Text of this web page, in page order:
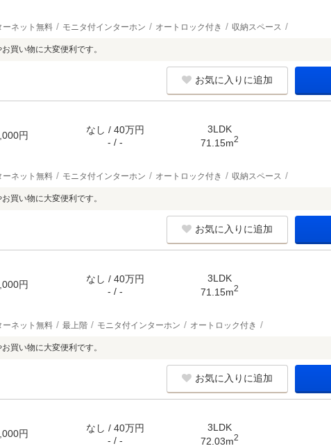
ーネット無料 モニタ付インターホン オートロック付き 収納スペース
買い物に大変便利です。
お気に入りに追加
円
なし / 40万円
- / -
3LDK
71.15m2
ーネット無料 モニタ付インターホン オートロック付き 収納スペース
買い物に大変便利です。
お気に入りに追加
円
なし / 40万円
- / -
3LDK
71.15m2
ーネット無料 最上階 モニタ付インターホン オートロック付き
買い物に大変便利です。
お気に入りに追加
円
なし / 40万円
- / -
3LDK
72.03m2